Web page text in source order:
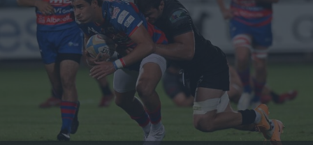
Internazionale
6 Nazioni
United Rugby Championship
Top14
Premiership